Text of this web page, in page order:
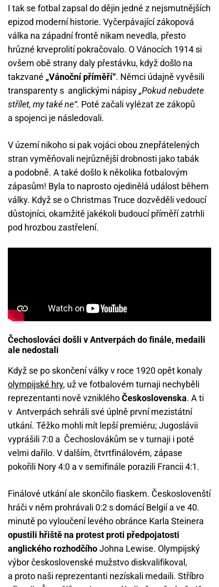
I tak se fotbal zapsal do dějin jedné z nejsmutnějších
epizod moderní historie. Vyčerpávající zákopová
válka na západní frontě nikam nevedla, přesto
hrůzné krveprolití pokračovalo. O Vánocích 1914 si
ovšem obě strany daly přestávku, když došlo na
takzvané „Vánoční příměří“. Němci údajně vyvěsili
transparenty s anglickými nápisy„Pokud nebudete
střílet, my také ne“. Poté začali vylézat ze zákopů
a spojenci je následovali.
V území nikoho si pak vojáci obou znepřátelených
stran vyměňovali nejrůznější drobnosti jako tabák
a podobně. A také došlo k několika fotbalovým
zápasům! Byla to naprosto ojedinělá událost během
války. Když se o Christmas Truce dozvěděli vedoucí
důstojníci, okamžitě jakékoli budoucí příměří zatrhli
pod hrozbou zastřelení.
Čechoslováci došli v Antverpách do finále, medaili
ale nedostali
Když se po skončení války v roce 1920 opět konaly
olympijské hry, už ve fotbalovém turnaji nechyběli
reprezentanti nově vznikléhoČeskoslovenska. A ti
v Antverpách sehráli své úplně první mezistátní
utkání. Těžko mohli mít lepší premiéru; Jugoslávii
vyprášili 7:0 a Čechoslovákům se v turnaji i poté
velmi dařilo. V dalším, čtvrtfinálovém, zápase
pokořili Nory 4:0 a v semifinále porazili Francii 4:1.
Finálové utkání ale skončilo fiaskem. Českoslovenští
hráči v něm prohrávali 0:2 s domácí Belgií a ve 40.
minutě po vyloučení levého obránce Karla Steinera
opustili hřiště na protest proti předpojatosti
anglického rozhodčíhoJohna Lewise. Olympijský
výbor československé mužstvo diskvalifikoval,
a proto naši reprezentanti nezískali medaili. Stříbro